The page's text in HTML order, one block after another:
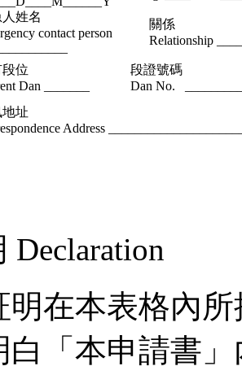
姓名
contact person
關係
Relationship
位
Dan _______
段證號碼
Dan No.
址
Address
Declaration
明在本表格內
白「本申請書